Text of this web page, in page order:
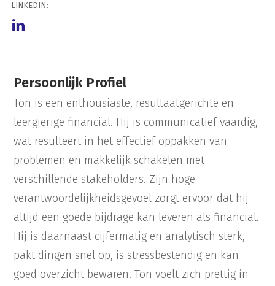
LINKEDIN:
Persoonlijk Profiel
Ton is een enthousiaste, resultaatgerichte en
leergierige financial. Hij is communicatief vaardig,
wat resulteert in het effectief oppakken van
problemen en makkelijk schakelen met
verschillende stakeholders. Zijn hoge
verantwoordelijkheidsgevoel zorgt ervoor dat hij
altijd een goede bijdrage kan leveren als financial.
Hij is daarnaast cijfermatig en analytisch sterk,
pakt dingen snel op, is stressbestendig en kan
goed overzicht bewaren. Ton voelt zich prettig in